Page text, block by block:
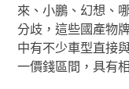
來、小鵬、幻想、
分歧，這些國產物
中有不少車型直接
一價錢區間，具有